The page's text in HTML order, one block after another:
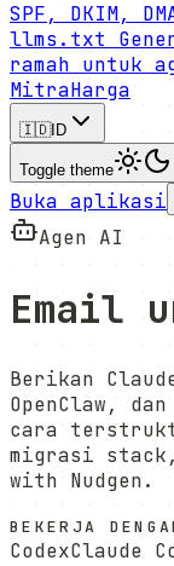
SPF, DKIM,
llms.txt
ramah untuk
MitraHarga
🇮🇩ID
Toggle theme
Buka aplikasi
Agen AI
Email
Berikan
OpenClaw,
cara
migrasi
with Nudgen.
BEKERJA
CodexClaude